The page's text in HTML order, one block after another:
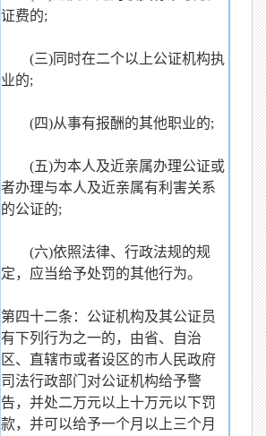
证费的;
(三)同时在二个以上公证机构执
业的;
(四)从事有报酬的其他职业的;
(五)为本人及近亲属办理公证或
者办理与本人及近亲属有利害关系
的公证的;
(六)依照法律、行政法规的规
定，应当给予处罚的其他行为。
第四十二条：公证机构及其公证员
有下列行为之一的，由省、自治
区、直辖市或者设区的市人民政府
司法行政部门对公证机构给予警
告，并处二万元以上十万元以下罚
款，并可以给予一个月以上三个月